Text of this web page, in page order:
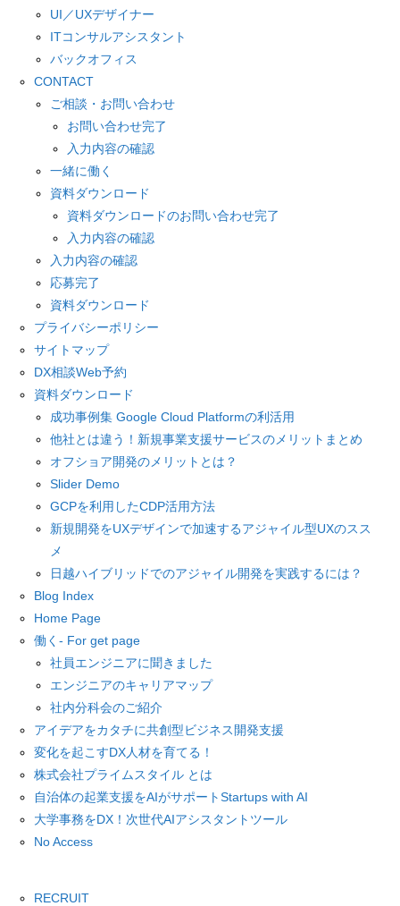
UI／UXデザイナー
ITコンサルアシスタント
バックオフィス
CONTACT
ご相談・お問い合わせ
お問い合わせ完了
入力内容の確認
一緒に働く
資料ダウンロード
資料ダウンロードのお問い合わせ完了
入力内容の確認
入力内容の確認
応募完了
資料ダウンロード
プライバシーポリシー
サイトマップ
DX相談Web予約
資料ダウンロード
成功事例集 Google Cloud Platformの利活用
他社とは違う！新規事業支援サービスのメリットまとめ
オフショア開発のメリットとは？
Slider Demo
GCPを利用したCDP活用方法
新規開発をUXデザインで加速するアジャイル型UXのスス
メ
日越ハイブリッドでのアジャイル開発を実践するには？
Blog Index
Home Page
働く- For get page
社員エンジニアに聞きました
エンジニアのキャリアマップ
社内分科会のご紹介
アイデアをカタチに共創型ビジネス開発支援
変化を起こすDX人材を育てる！
株式会社プライムスタイル とは
自治体の起業支援をAIがサポートStartups with AI
大学事務をDX！次世代AIアシスタントツール
No Access
RECRUIT